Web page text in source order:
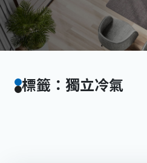
標籤：獨立冷氣